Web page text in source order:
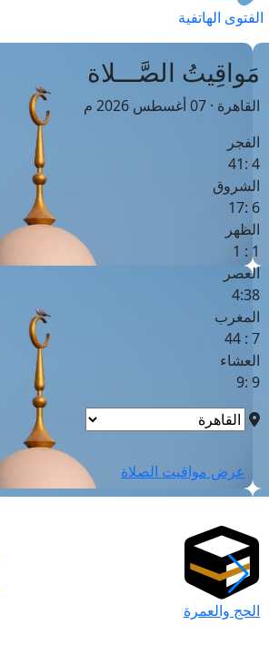
الفتوى الهاتفية
مَواقِيتُ الصَّـــلاة
القاهرة · 07 أغسطس 2026 م
الفجر
4 :41
الشروق
6 :17
الظهر
1 : 1
العصر
4:38
المغرب
7 : 44
العشاء
9 :9
عرض مواقيت الصلاة
الحج والعمرة